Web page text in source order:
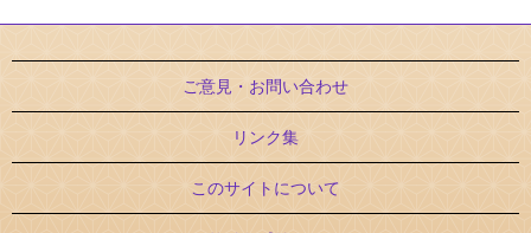
ご意見・お問い合わせ
リンク集
このサイトについて